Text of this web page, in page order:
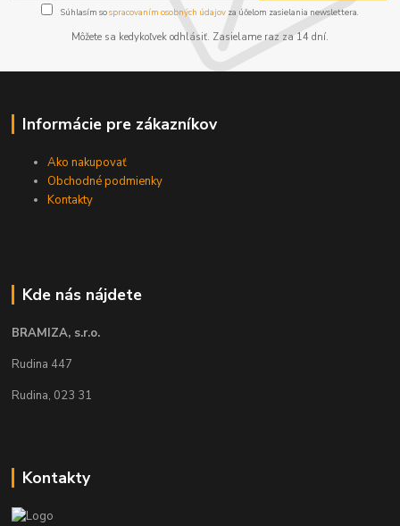
Súhlasím sospracovaním osobných údajov za účelom zasielania newslettera.
Môžete sa kedykoľvek odhlásiť. Zasielame raz za 14 dní.
Informácie pre zákazníkov
Ako nakupovať
Obchodné podmienky
Kontakty
Kde nás nájdete
BRAMIZA, s.r.o.
Rudina 447
Rudina, 023 31
Kontakty